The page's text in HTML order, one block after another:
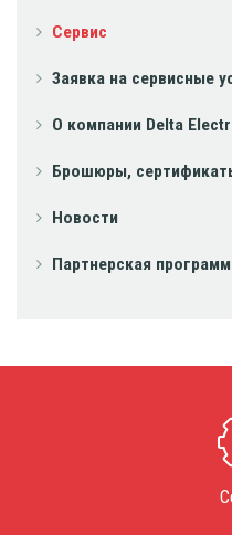
Сервис
Заявка на сервисные
О компании Delta
Брошюры,
Новости
Партнерская